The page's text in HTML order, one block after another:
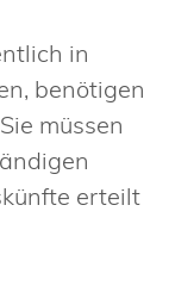
in
benötigen
müssen
erteilt